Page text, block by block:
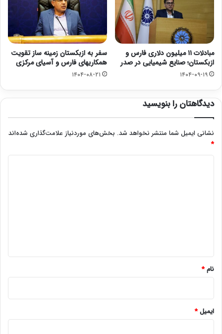
مبادلات ۱۱ میلیون دلاری فارس و
ازبکستان؛ صنایع شیمیایی در صدر
۱۴۰۴-۰۹-۱۹
سفر به ازبکستان زمینه ساز تقویت
همکاریهای فارس و آسیای مرکزی
۱۴۰۴-۰۸-۲۱
دیدگاهتان را بنویسید
نشانی ایمیل شما منتشر نخواهد شد. بخش‌های موردنیاز علامت‌گذاری شده‌اند
*
نام*
ایمیل*